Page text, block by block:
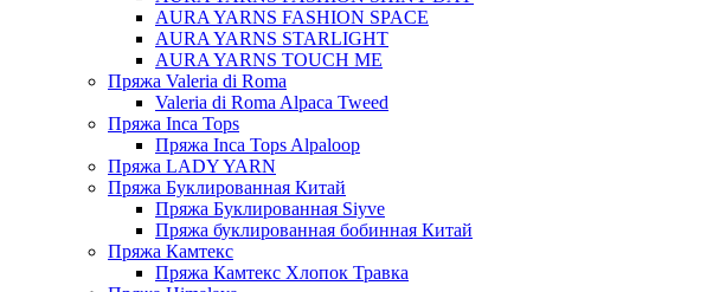
AURA YARNS FASHION SPACE
AURA YARNS STARLIGHT
AURA YARNS TOUCH ME
Пряжа Valeria di Roma
Valeria di Roma Alpaca Tweed
Пряжа Inca Tops
Пряжа Inca Tops Alpaloop
Пряжа LADY YARN
Пряжа Буклированная Китай
Пряжа Буклированная Siyve
Пряжа буклированная бобинная Китай
Пряжа Камтекс
Пряжа Камтекс Хлопок Травка